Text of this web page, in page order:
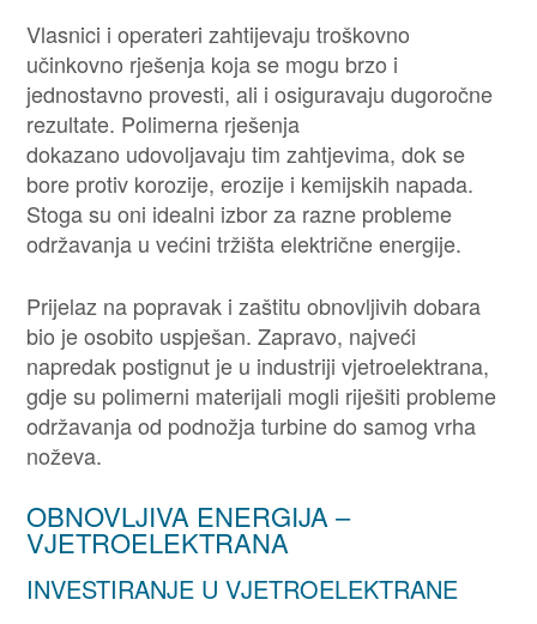
Vlasnici i operateri zahtijevaju troškovno
učinkovno rješenja koja se mogu brzo i
jednostavno provesti, ali i osiguravaju dugoročne
rezultate. Polimerna rješenja
dokazano udovoljavaju tim zahtjevima, dok se
bore protiv korozije, erozije i kemijskih napada.
Stoga su oni idealni izbor za razne probleme
održavanja u većini tržišta električne energije.
Prijelaz na popravak i zaštitu obnovljivih dobara
bio je osobito uspješan. Zapravo, najveći
napredak postignut je u industriji vjetroelektrana,
gdje su polimerni materijali mogli riješiti probleme
održavanja od podnožja turbine do samog vrha
noževa.
OBNOVLJIVA ENERGIJA –
VJETROELEKTRANA
INVESTIRANJE U VJETROELEKTRANE